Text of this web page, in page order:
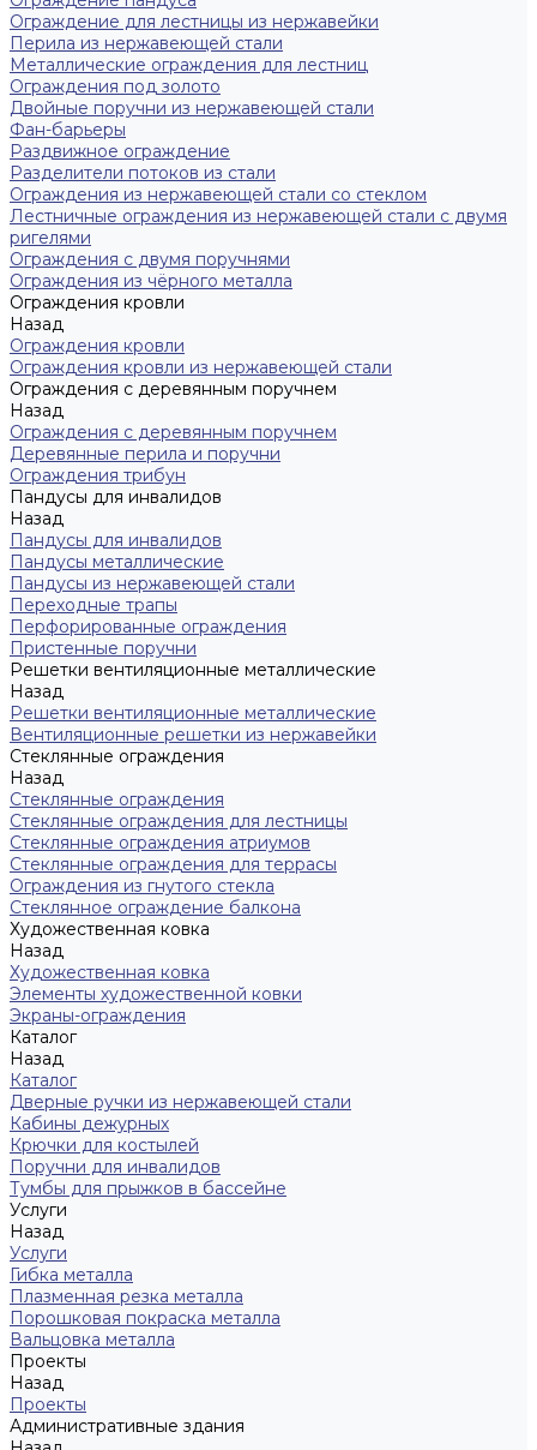
Ограждение для лестницы из нержавейки
Перила из нержавеющей стали
Металлические ограждения для лестниц
Ограждения под золото
Двойные поручни из нержавеющей стали
Фан-барьеры
Раздвижное ограждение
Разделители потоков из стали
Ограждения из нержавеющей стали со стеклом
Лестничные ограждения из нержавеющей стали с двумя
ригелями
Ограждения с двумя поручнями
Ограждения из чёрного металла
Ограждения кровли
Назад
Ограждения кровли
Ограждения кровли из нержавеющей стали
Ограждения с деревянным поручнем
Назад
Ограждения с деревянным поручнем
Деревянные перила и поручни
Ограждения трибун
Пандусы для инвалидов
Назад
Пандусы для инвалидов
Пандусы металлические
Пандусы из нержавеющей стали
Переходные трапы
Перфорированные ограждения
Пристенные поручни
Решетки вентиляционные металлические
Назад
Решетки вентиляционные металлические
Вентиляционные решетки из нержавейки
Стеклянные ограждения
Назад
Стеклянные ограждения
Стеклянные ограждения для лестницы
Стеклянные ограждения атриумов
Cтеклянные ограждения для террасы
Ограждения из гнутого стекла
Стеклянное ограждение балкона
Художественная ковка
Назад
Художественная ковка
Элементы художественной ковки
Экраны-ограждения
Каталог
Назад
Каталог
Дверные ручки из нержавеющей стали
Кабины дежурных
Крючки для костылей
Поручни для инвалидов
Тумбы для прыжков в бассейне
Услуги
Назад
Услуги
Гибка металла
Плазменная резка металла
Порошковая покраска металла
Вальцовка металла
Проекты
Назад
Проекты
Административные здания